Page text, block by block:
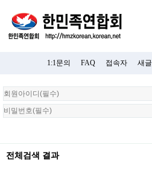
1:1문의 FAQ 접속자 새글
회
원
로
전체검색 결과